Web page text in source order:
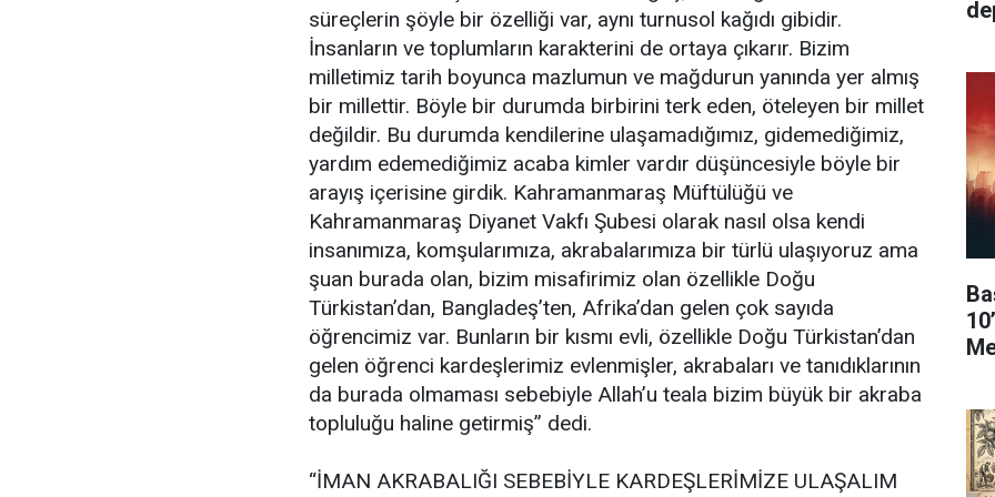
süreçlerin şöyle bir özelliği var, aynı turnusol kağıdı gibidir.
İnsanların ve toplumların karakterini de ortaya çıkarır. Bizim
milletimiz tarih boyunca mazlumun ve mağdurun yanında yer almış
bir millettir. Böyle bir durumda birbirini terk eden, öteleyen bir millet
değildir. Bu durumda kendilerine ulaşamadığımız, gidemediğimiz,
yardım edemediğimiz acaba kimler vardır düşüncesiyle böyle bir
arayış içerisine girdik. Kahramanmaraş Müftülüğü ve
Kahramanmaraş Diyanet Vakfı Şubesi olarak nasıl olsa kendi
insanımıza, komşularımıza, akrabalarımıza bir türlü ulaşıyoruz ama
şuan burada olan, bizim misafirimiz olan özellikle Doğu
Türkistan’dan, Bangladeş’ten, Afrika’dan gelen çok sayıda
öğrencimiz var. Bunların bir kısmı evli, özellikle Doğu Türkistan’dan
gelen öğrenci kardeşlerimiz evlenmişler, akrabaları ve tanıdıklarının
da burada olmaması sebebiyle Allah’u teala bizim büyük bir akraba
topluluğu haline getirmiş” dedi.
“İMAN AKRABALIĞI SEBEBİYLE KARDEŞLERİMİZE ULAŞALIM